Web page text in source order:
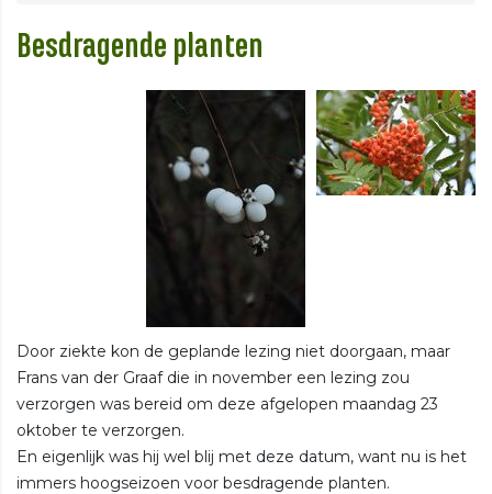
Besdragende planten
Door ziekte kon de geplande lezing niet doorgaan, maar
Frans van der Graaf die in november een lezing zou
verzorgen was bereid om deze afgelopen maandag 23
oktober te verzorgen.
En eigenlijk was hij wel blij met deze datum, want nu is het
immers hoogseizoen voor besdragende planten.